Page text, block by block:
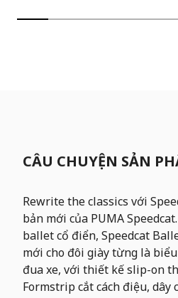
CÂU CHUYỆN SẢN
Rewrite the classics với
bản mới của PUMA
ballet cổ điển, Speedcat
mới cho đôi giày từng là
đua xe, với thiết kế slip-on
Formstrip cắt cách điệu, dây